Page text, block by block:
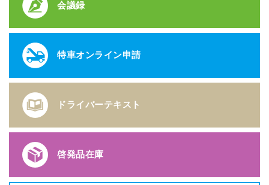
会議録
特車オンライン申請
ドライバーテキスト
啓発品在庫